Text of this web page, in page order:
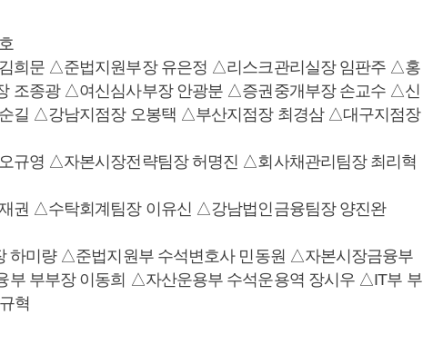
희문 △준법지원부장 유은정 △리스크관리실장 임판주 △홍
조종광 △여신심사부장 안광분 △증권중개부장 손교수 △신
길 △강남지점장 오봉택 △부산지점장 최경삼 △대구지점장
규영 △자본시장전략팀장 허명진 △회사채관리팀장 최리혁
권 △수탁회계팀장 이유신 △강남법인금융팀장 양진완
하미량 △준법지원부 수석변호사 민동원 △자본시장금융부
부 부부장 이동희 △자산운용부 수석운용역 장시우 △IT부 부
혁